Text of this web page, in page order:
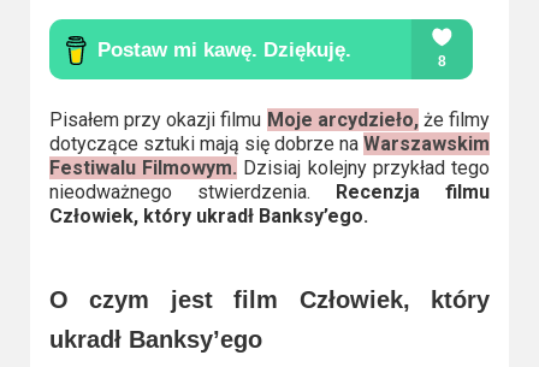
Thrillery
Streaming
Amazon
Prime
Video
TV
+
Pisałem przy okazji filmu Moje arcydzieło,że filmy
dotyczące sztuki mają się dobrze naWarszawskim
Festiwalu Filmowym. Dzisiaj kolejny przykład tego
nieodważnego stwierdzenia. Recenzja filmu
Człowiek, który ukradł Banksy’ego.
O czym jest film Człowiek, który
ukradł Banksy’ego